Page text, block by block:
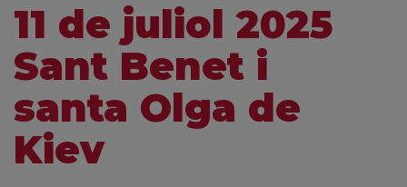
Fundació
11 de juliol 2025
Sant Benet i
santa Olga de
Kiev